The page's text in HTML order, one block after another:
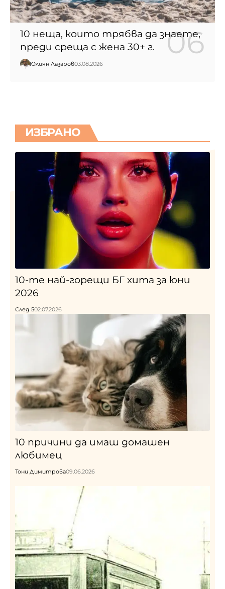
10 неща, които трябва да знаете,
преди среща с жена 30+ г.
Юлиян Лазаров03.08.2026
ИЗБРАНО
10-те най-горещи БГ хита за юни
2026
След 502.07.2026
10 причини да имаш домашен
любимец
Тони Димитрова09.06.2026